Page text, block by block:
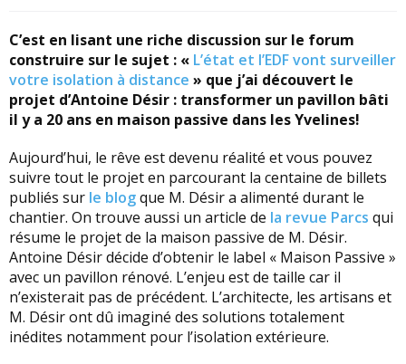
C’est en lisant une riche discussion sur le forum
construire sur le sujet : « L’état et l’EDF vont surveiller
votre isolation à distance » que j’ai découvert le
projet d’Antoine Désir : transformer un pavillon bâti
il y a 20 ans en maison passive dans les Yvelines!
Aujourd’hui, le rêve est devenu réalité et vous pouvez
suivre tout le projet en parcourant la centaine de billets
publiés sur le blogque M. Désir a alimenté durant le
chantier. On trouve aussi un article de la revue Parcs qui
résume le projet de la maison passive de M. Désir.
Antoine Désir décide d’obtenir le label « Maison Passive »
avec un pavillon rénové. L’enjeu est de taille car il
n’existerait pas de précédent. L’architecte, les artisans et
M. Désir ont dû imaginé des solutions totalement
inédites notamment pour l’isolation extérieure.